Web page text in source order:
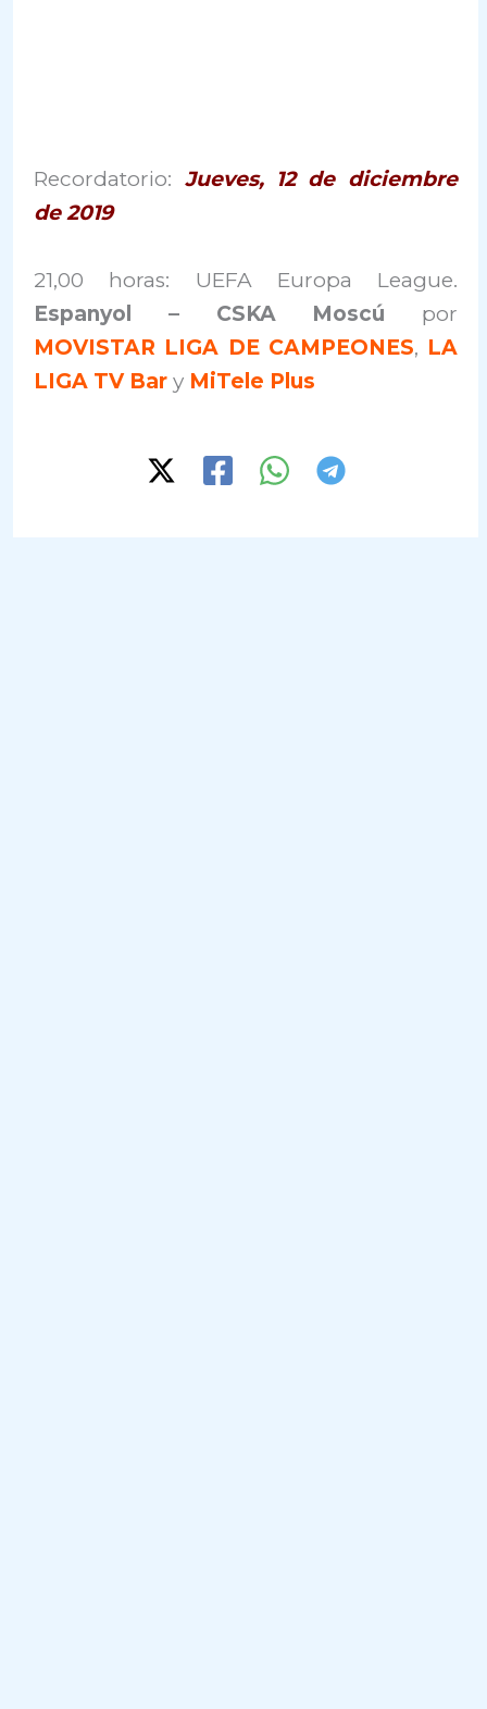
Recordatorio: Jueves, 12 de diciembre
de 2019
21,00 horas: UEFA Europa League.
Espanyol – CSKA Moscú por
MOVISTAR LIGA DE CAMPEONES, LA
LIGA TV Bar y MiTele Plus